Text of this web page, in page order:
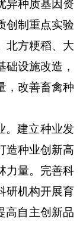
异种质基因资
创制重点实验
北方粳稻、大
设施改造，
，改善畜禽种
。建立种业发
造种业创新高
力量。完善科
研机构开展育
高自主创新品